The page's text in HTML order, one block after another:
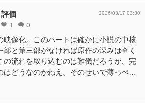
価
1 0
2026/03/17 03:30
映像化。このパートは確かに小説の中核
部と第三部がなければ原作の深みは全く
の流れを取り込むのは難儀だろうが、完
はどうなのかねえ。そのせいで薄っぺ…